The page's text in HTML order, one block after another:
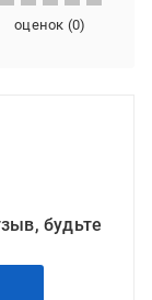
оценок (0)
будьте